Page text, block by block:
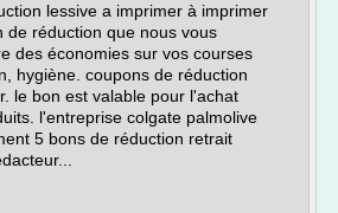
lessive a imprimer à imprimer
de réduction que nous vous
des économies sur vos courses
hygiène. coupons de réduction
le bon est valable pour l'achat
l'entreprise colgate palmolive
5 bons de réduction retrait